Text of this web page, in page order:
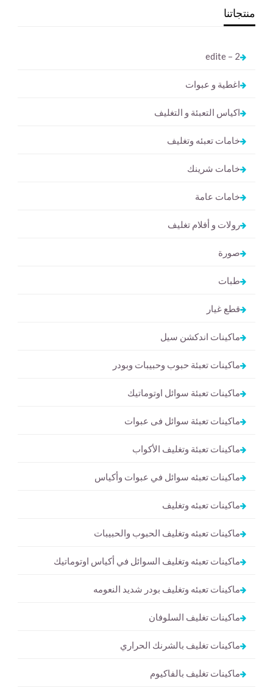
منتجاتنا
2 – edite
اغطية و عبوات
اكياس التعبئة و التغليف
خامات تعبئه وتغليف
خامات شرينك
خامات عامة
رولات و أفلام تغليف
صورة
طبات
قطع غيار
ماكينات اندكشن سيل
ماكينات تعبئة حبوب وحبيبات وبودر
ماكينات تعبئة سوائل اوتوماتيك
ماكينات تعبئة سوائل فى عبوات
ماكينات تعبئة وتغليف الأكواب
ماكينات تعبئه سوائل في عبوات وأكياس
ماكينات تعبئه وتغليف
ماكينات تعبئه وتغليف الحبوب والحبيبات
ماكينات تعبئه وتغليف السوائل في أكياس اوتوماتيك
ماكينات تعبئه وتغليف بودر شديد النعومه
ماكينات تغليف السلوفان
ماكينات تغليف بالشرنك الحراري
ماكينات تغليف بالفاكيوم